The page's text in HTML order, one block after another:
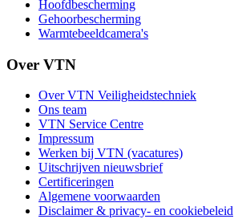
Hoofdbescherming
Gehoorbescherming
Warmtebeeldcamera's
Over VTN
Over VTN Veiligheidstechniek
Ons team
VTN Service Centre
Impressum
Werken bij VTN (vacatures)
Uitschrijven nieuwsbrief
Certificeringen
Algemene voorwaarden
Disclaimer & privacy- en cookiebeleid